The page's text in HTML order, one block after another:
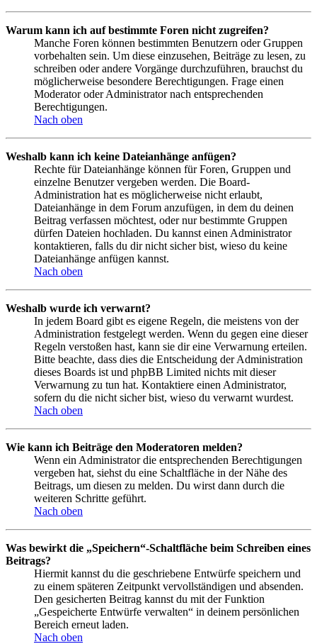
Warum kann ich auf bestimmte Foren nicht zugreifen?
Manche Foren können bestimmten Benutzern oder Gruppen
vorbehalten sein. Um diese einzusehen, Beiträge zu lesen, zu
schreiben oder andere Vorgänge durchzuführen, brauchst du
möglicherweise besondere Berechtigungen. Frage einen
Moderator oder Administrator nach entsprechenden
Berechtigungen.
Nach oben
Weshalb kann ich keine Dateianhänge anfügen?
Rechte für Dateianhänge können für Foren, Gruppen und
einzelne Benutzer vergeben werden. Die Board-
Administration hat es möglicherweise nicht erlaubt,
Dateianhänge in dem Forum anzufügen, in dem du deinen
Beitrag verfassen möchtest, oder nur bestimmte Gruppen
dürfen Dateien hochladen. Du kannst einen Administrator
kontaktieren, falls du dir nicht sicher bist, wieso du keine
Dateianhänge anfügen kannst.
Nach oben
Weshalb wurde ich verwarnt?
In jedem Board gibt es eigene Regeln, die meistens von der
Administration festgelegt werden. Wenn du gegen eine dieser
Regeln verstoßen hast, kann sie dir eine Verwarnung erteilen.
Bitte beachte, dass dies die Entscheidung der Administration
dieses Boards ist und phpBB Limited nichts mit dieser
Verwarnung zu tun hat. Kontaktiere einen Administrator,
sofern du die nicht sicher bist, wieso du verwarnt wurdest.
Nach oben
Wie kann ich Beiträge den Moderatoren melden?
Wenn ein Administrator die entsprechenden Berechtigungen
vergeben hat, siehst du eine Schaltfläche in der Nähe des
Beitrags, um diesen zu melden. Du wirst dann durch die
weiteren Schritte geführt.
Nach oben
Was bewirkt die „Speichern“-Schaltfläche beim Schreiben eines
Beitrags?
Hiermit kannst du die geschriebene Entwürfe speichern und
zu einem späteren Zeitpunkt vervollständigen und absenden.
Den gesicherten Beitrag kannst du mit der Funktion
„Gespeicherte Entwürfe verwalten“ in deinem persönlichen
Bereich erneut laden.
Nach oben